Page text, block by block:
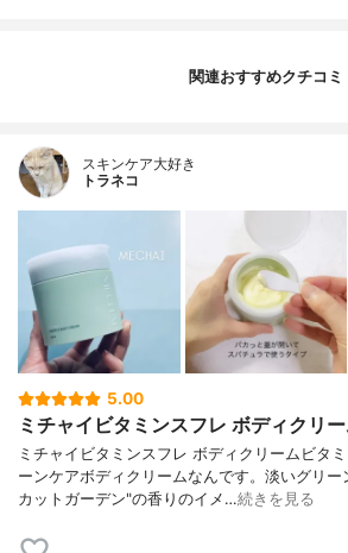
関連おすすめクチコミ
スキンケア大好き
トラネコ
5.00
ミチャイビタミンスフレ ボディクリ
ミチャイビタミンスフレ ボディクリームビタ
ーンケアボディクリームなんです。淡いグリ
カットガーデン"の香りのイメ…続きを見る